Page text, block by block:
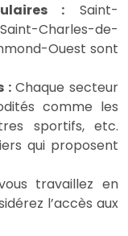
: Saint-
Charles-de-
Ouest sont
:Chaque secteur
comme les
sportifs, etc.
qui proposent
travaillez en
l’accès aux